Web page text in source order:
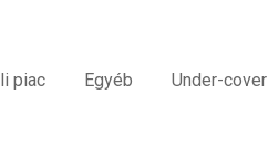
piac Egyéb Under-cover